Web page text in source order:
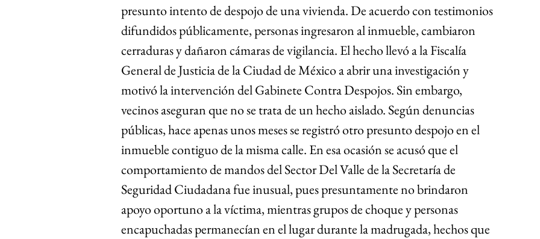
presunto intento de despojo de una vivienda. De acuerdo con testimonios
difundidos públicamente, personas ingresaron al inmueble, cambiaron
cerraduras y dañaron cámaras de vigilancia. El hecho llevó a la Fiscalía
General de Justicia de la Ciudad de México a abrir una investigación y
motivó la intervención del Gabinete Contra Despojos. Sin embargo,
vecinos aseguran que no se trata de un hecho aislado. Según denuncias
públicas, hace apenas unos meses se registró otro presunto despojo en el
inmueble contiguo de la misma calle. En esa ocasión se acusó que el
comportamiento de mandos del Sector Del Valle de la Secretaría de
Seguridad Ciudadana fue inusual, pues presuntamente no brindaron
apoyo oportuno a la víctima, mientras grupos de choque y personas
encapuchadas permanecían en el lugar durante la madrugada, hechos que